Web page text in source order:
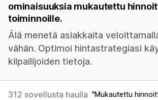
ominaisuuksia mukautettu
toiminnoille.
Älä menetä asiakkaita
vähän. Optimoi hintastrategiasi
kilpailijoiden tietoja.
312 sovellusta haulla Mukautettu